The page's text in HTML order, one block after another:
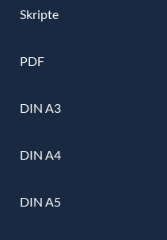
Skripte
PDF
DIN A3
DIN A4
DIN A5